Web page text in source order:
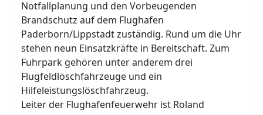
Notfallplanung und den Vorbeugenden
Brandschutz auf dem Flughafen
Paderborn/Lippstadt zuständig. Rund um die Uhr
stehen neun Einsatzkräfte in Bereitschaft. Zum
Fuhrpark gehören unter anderem drei
Flugfeldlöschfahrzeuge und ein
Hilfeleistungslöschfahrzeug.
Leiter der Flughafenfeuerwehr ist Roland